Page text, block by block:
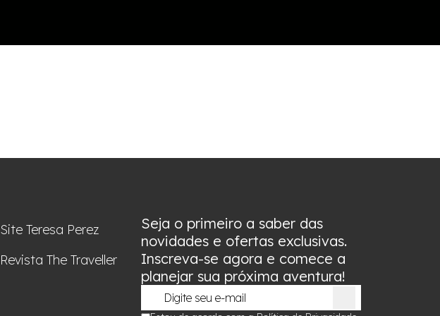
Site Teresa Perez
Revista The Traveller
Seja o primeiro a saber das
novidades e ofertas exclusivas.
Inscreva-se agora e comece a
planejar sua próxima aventura!